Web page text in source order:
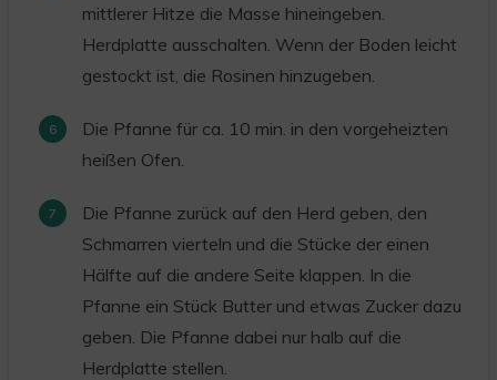
mittlerer Hitze die Masse hineingeben.
Herdplatte ausschalten. Wenn der Boden leicht
gestockt ist, die Rosinen hinzugeben.
Die Pfanne für ca. 10 min. in den vorgeheizten
heißen Ofen.
Die Pfanne zurück auf den Herd geben, den
Schmarren vierteln und die Stücke der einen
Hälfte auf die andere Seite klappen. In die
Pfanne ein Stück Butter und etwas Zucker dazu
geben. Die Pfanne dabei nur halb auf die
Herdplatte stellen.